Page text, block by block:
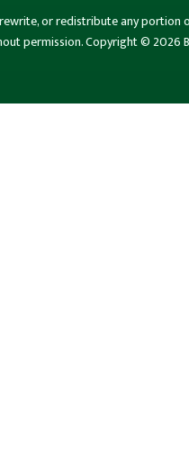
or redistribute any
permission. Copyright © 2026